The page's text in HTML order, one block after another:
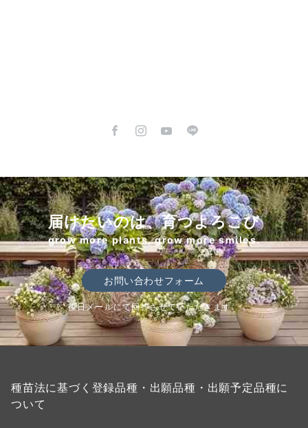
届けたいのは、育つよろこび
grow more plants, grow more smiles.
お問い合わせフォーム
後日メールにて回答させていただきます。
種苗法に基づく登録品種・出願品種・出願予定品種に
ついて